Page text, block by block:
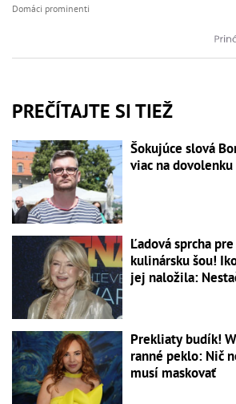
Domáci prominenti
PREČÍTAJTE SI TIEŽ
Šokujúce slová
viac na
Ľadová sprcha
kulinársku šou!
jej naložila:
Prekliaty budík!
ranné peklo: Nič
musí maskovať